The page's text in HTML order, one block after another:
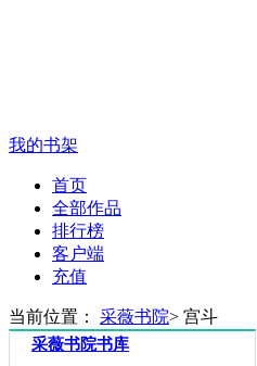
我的书架
首页
全部作品
排行榜
客户端
充值
当前位置： 采薇书院> 宫斗
采薇书院书库